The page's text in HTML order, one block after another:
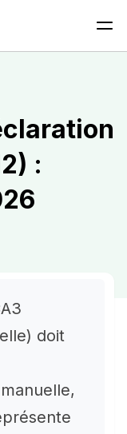
:
doit